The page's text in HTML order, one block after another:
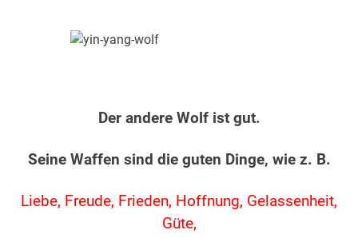
Der andere Wolf ist gut.
Seine Waffen sind die guten Dinge, wie z. B.
Liebe, Freude, Frieden, Hoffnung, Gelassenheit,
Güte,